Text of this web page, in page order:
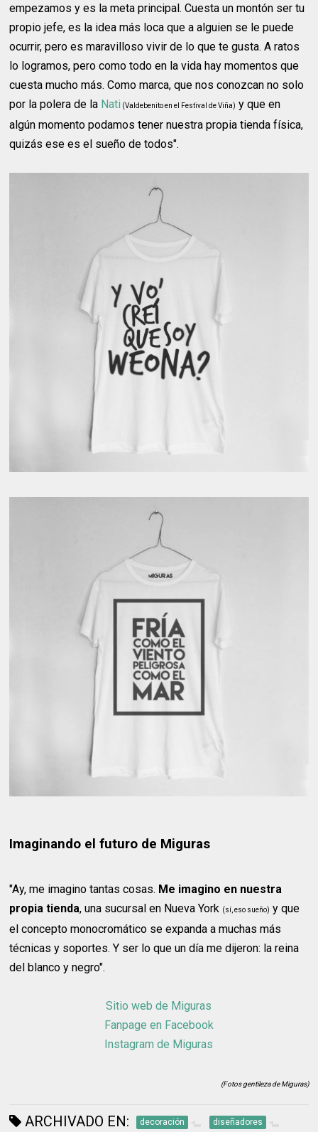
empezamos y es la meta principal. Cuesta un montón ser tu
propio jefe, es la idea más loca que a alguien se le puede
ocurrir, pero es maravilloso vivir de lo que te gusta. A ratos
lo logramos, pero como todo en la vida hay momentos que
cuesta mucho más. Como marca, que nos conozcan no solo
por la polera de la Nati (Valdebenito en el Festival de Viña) y que en
algún momento podamos tener nuestra propia tienda física,
quizás ese es el sueño de todos".
Imaginando el futuro de Miguras
"Ay, me imagino tantas cosas. Me imagino en nuestra
propia tienda, una sucursal en Nueva York (sí, eso sueño) y que
el concepto monocromático se expanda a muchas más
técnicas y soportes. Y ser lo que un día me dijeron: la reina
del blanco y negro".
Sitio web de Miguras
Fanpage en Facebook
Instagram de Miguras
(Fotos gentileza de Miguras)
ARCHIVADO EN: decoración diseñadores